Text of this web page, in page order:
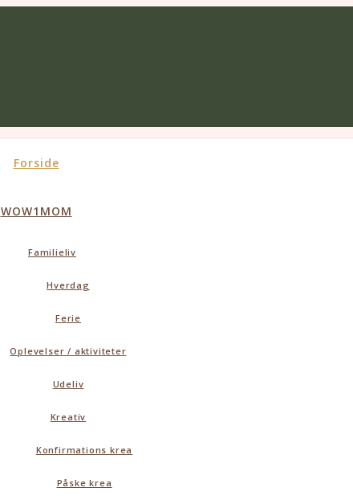
Forside
WOW1MOM
Familieliv
Hverdag
Ferie
Oplevelser / aktiviteter
Udeliv
Kreativ
Konfirmations krea
Påske krea